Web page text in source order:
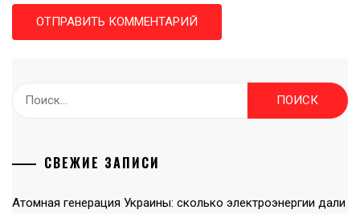
СВЕЖИЕ ЗАПИСИ
Атомная генерация Украины: сколько электроэнергии дали